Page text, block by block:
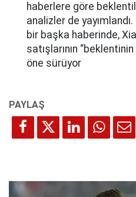
haberlere göre
analizler de
bir başka haberinde,
satışlarının
öne sürüyor